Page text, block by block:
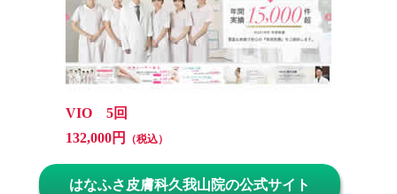
VIO 5回
132,000円
（税込）
はなふさ皮膚科久我山院の公式サイト